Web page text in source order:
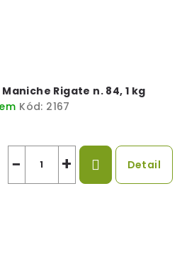
Rigate n. 84, 1 kg
Kód: 2167
+
− Detail